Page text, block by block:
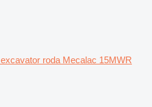
excavator roda Mecalac 15MWR